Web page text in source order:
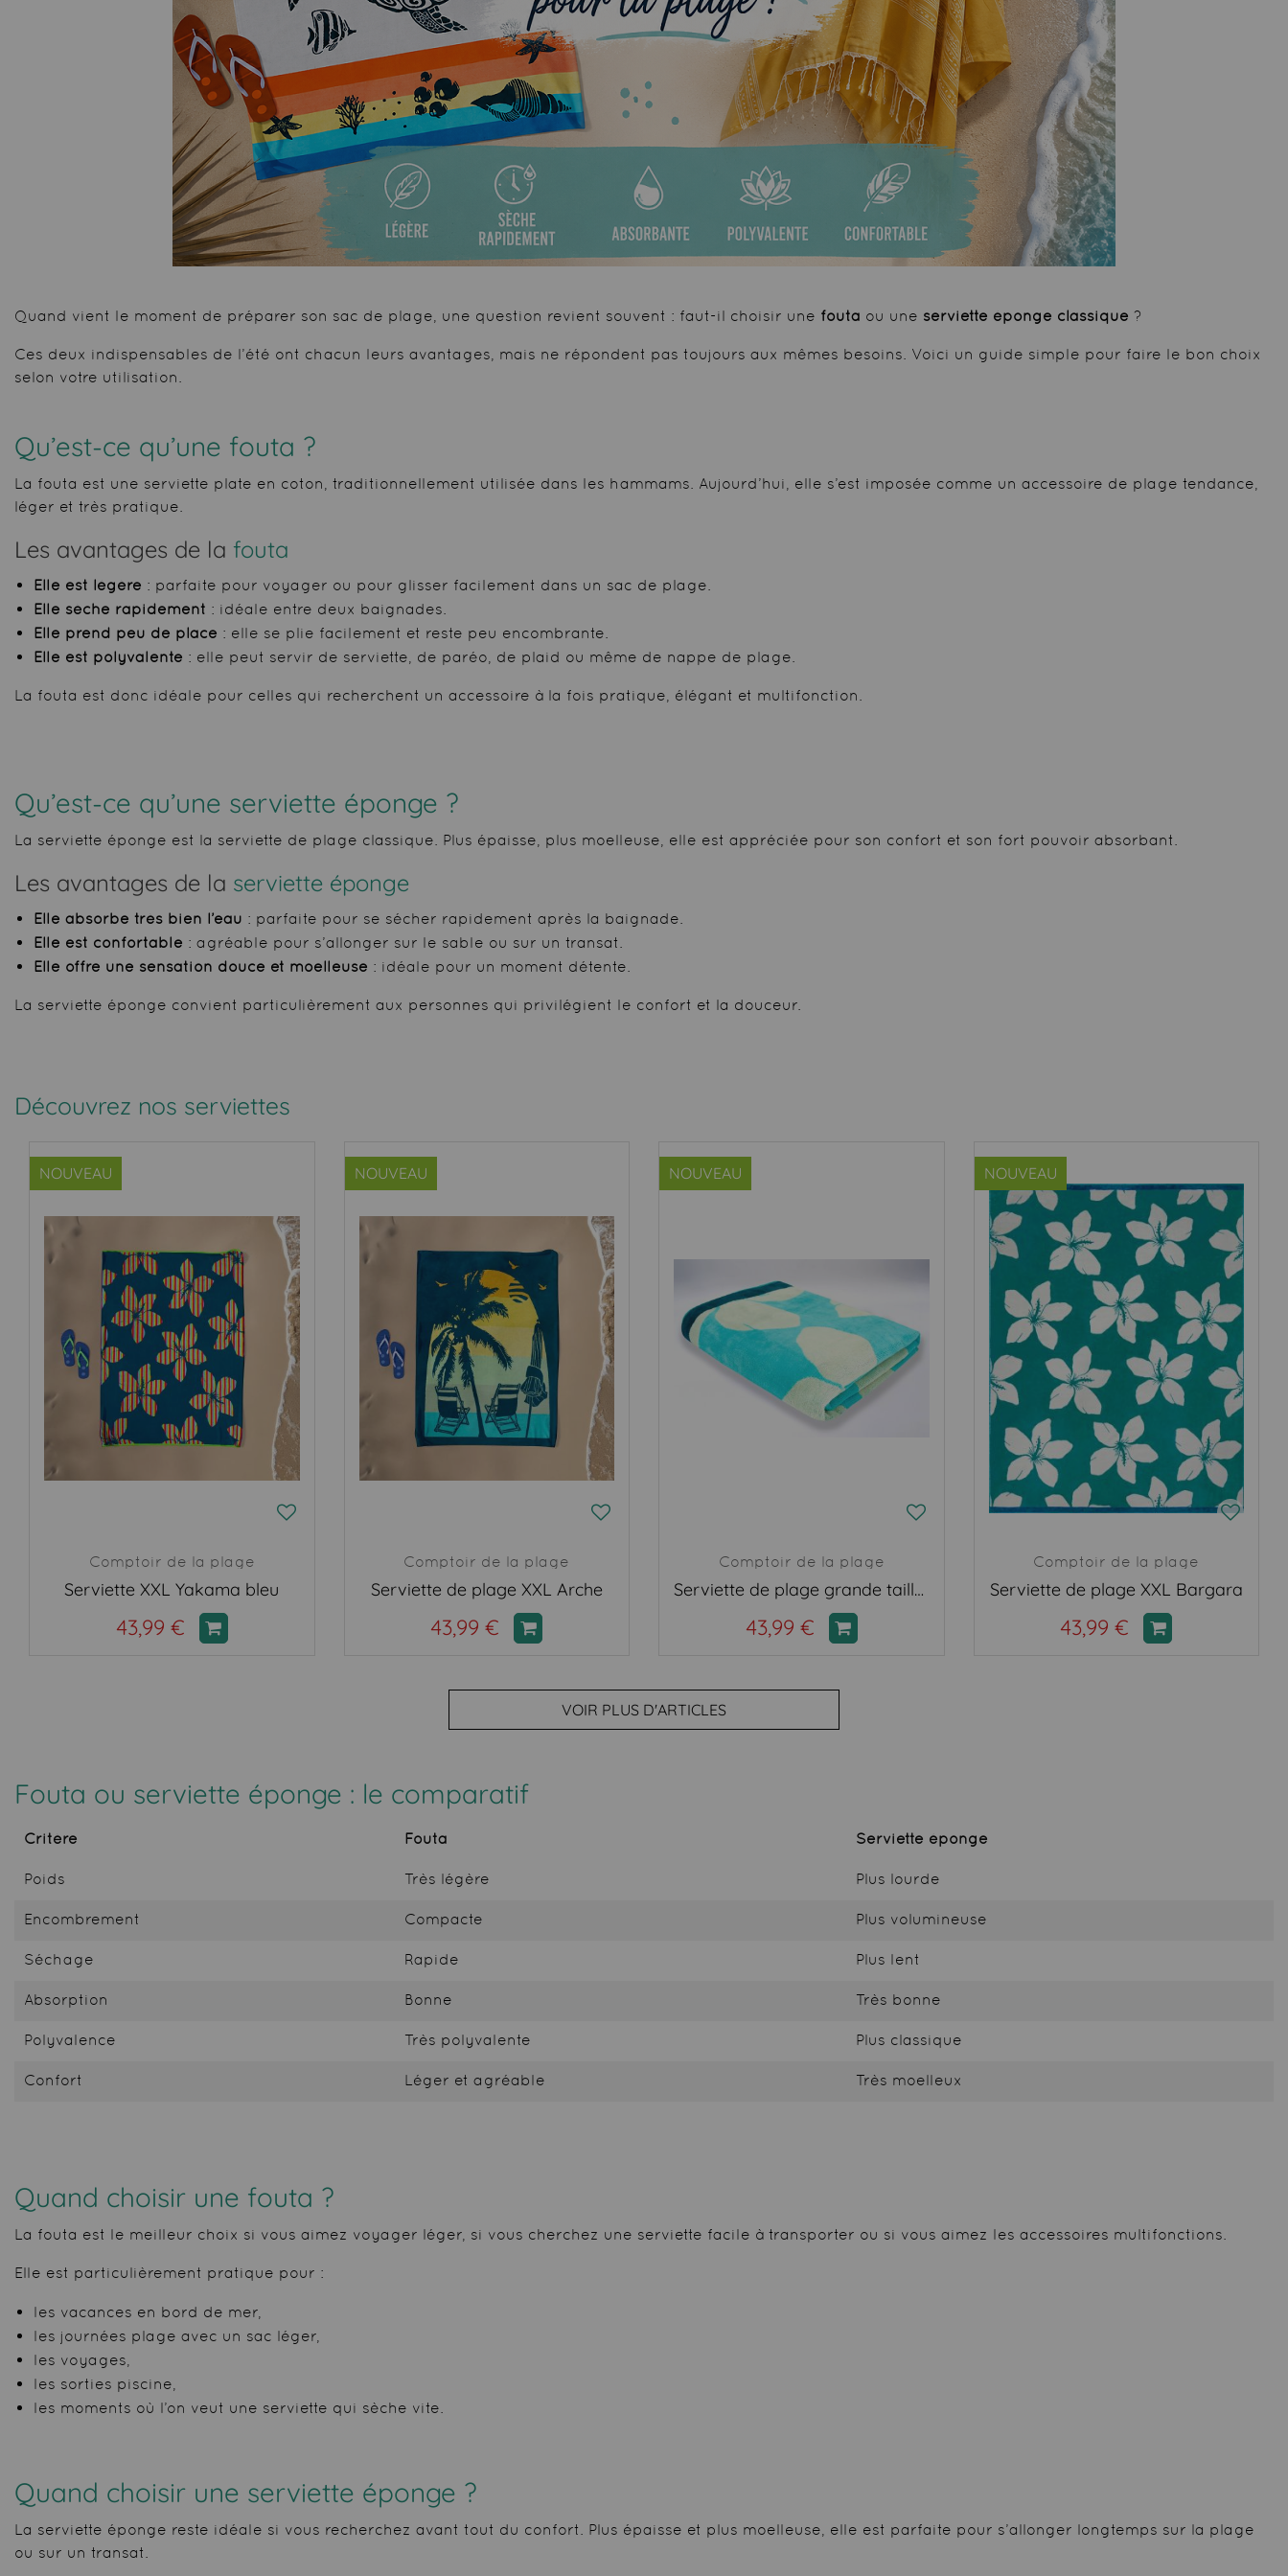
Quand vient le moment de préparer son sac de plage, une question revient souvent : faut-il choisir une fouta ou une serviette éponge classique ?
Ces deux indispensables de l’été ont chacun leurs avantages, mais ne répondent pas toujours aux mêmes besoins. Voici un guide simple pour faire le bon choix
selon votre utilisation.
Qu’est-ce qu’une fouta ?
La fouta est une serviette plate en coton, traditionnellement utilisée dans les hammams. Aujourd’hui, elle s’est imposée comme un accessoire de plage tendance,
léger et très pratique.
Les avantages de la fouta
Elle est légère : parfaite pour voyager ou pour glisser facilement dans un sac de plage.
Elle sèche rapidement : idéale entre deux baignades.
Elle prend peu de place : elle se plie facilement et reste peu encombrante.
Elle est polyvalente : elle peut servir de serviette, de paréo, de plaid ou même de nappe de plage.
La fouta est donc idéale pour celles qui recherchent un accessoire à la fois pratique, élégant et multifonction.
Qu’est-ce qu’une serviette éponge ?
La serviette éponge est la serviette de plage classique. Plus épaisse, plus moelleuse, elle est appréciée pour son confort et son fort pouvoir absorbant.
Les avantages de la serviette éponge
Elle absorbe très bien l’eau : parfaite pour se sécher rapidement après la baignade.
Elle est confortable : agréable pour s’allonger sur le sable ou sur un transat.
Elle offre une sensation douce et moelleuse : idéale pour un moment détente.
La serviette éponge convient particulièrement aux personnes qui privilégient le confort et la douceur.
Découvrez nos serviettes
NOUVEAU
Comptoir de la plage
Serviette XXL Yakama bleu
43,99 €
NOUVEAU
Comptoir de la plage
Serviette de plage XXL Arche
43,99 €
NOUVEAU
Comptoir de la plage
Serviette de plage grande taille Freestyle
43,99 €
NOUVEAU
Comptoir de la plage
Serviette de plage XXL Bargara
43,99 €
VOIR PLUS D'ARTICLES
Fouta ou serviette éponge : le comparatif
Critère Fouta Serviette éponge
Poids Très légère Plus lourde
Encombrement Compacte Plus volumineuse
Séchage Rapide Plus lent
Absorption Bonne Très bonne
Polyvalence Très polyvalente Plus classique
Confort Léger et agréable Très moelleux
Quand choisir une fouta ?
La fouta est le meilleur choix si vous aimez voyager léger, si vous cherchez une serviette facile à transporter ou si vous aimez les accessoires multifonctions.
Elle est particulièrement pratique pour :
les vacances en bord de mer,
les journées plage avec un sac léger,
les voyages,
les sorties piscine,
les moments où l’on veut une serviette qui sèche vite.
Quand choisir une serviette éponge ?
La serviette éponge reste idéale si vous recherchez avant tout du confort. Plus épaisse et plus moelleuse, elle est parfaite pour s’allonger longtemps sur la plage
ou sur un transat.